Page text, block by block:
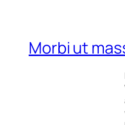
Morbi ut